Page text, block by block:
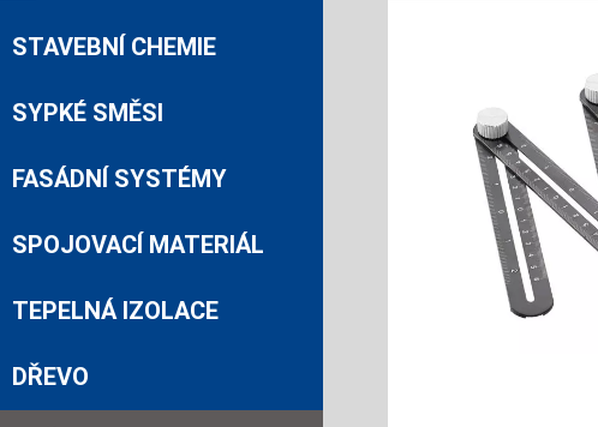
STAVEBNÍ CHEMIE
SYPKÉ SMĚSI
FASÁDNÍ SYSTÉMY
SPOJOVACÍ MATERIÁL
TEPELNÁ IZOLACE
DŘEVO